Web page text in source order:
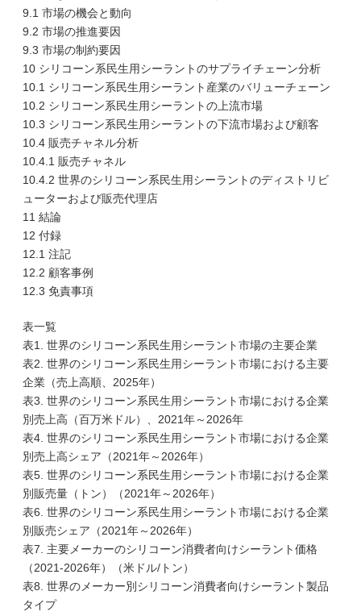
9.1 市場の機会と動向
9.2 市場の推進要因
9.3 市場の制約要因
10 シリコーン系民生用シーラントのサプライチェーン分析
10.1 シリコーン系民生用シーラント産業のバリューチェーン
10.2 シリコーン系民生用シーラントの上流市場
10.3 シリコーン系民生用シーラントの下流市場および顧客
10.4 販売チャネル分析
10.4.1 販売チャネル
10.4.2 世界のシリコーン系民生用シーラントのディストリビ
ューターおよび販売代理店
11 結論
12 付録
12.1 注記
12.2 顧客事例
12.3 免責事項
表一覧
表1. 世界のシリコーン系民生用シーラント市場の主要企業
表2. 世界のシリコーン系民生用シーラント市場における主要
企業（売上高順、2025年）
表3. 世界のシリコーン系民生用シーラント市場における企業
別売上高（百万米ドル）、2021年～2026年
表4. 世界のシリコーン系民生用シーラント市場における企業
別売上高シェア（2021年～2026年）
表5. 世界のシリコーン系民生用シーラント市場における企業
別販売量（トン）（2021年～2026年）
表6. 世界のシリコーン系民生用シーラント市場における企業
別販売シェア（2021年～2026年）
表7. 主要メーカーのシリコーン消費者向けシーラント価格
（2021-2026年）（米ドル/トン）
表8. 世界のメーカー別シリコーン消費者向けシーラント製品
タイプ